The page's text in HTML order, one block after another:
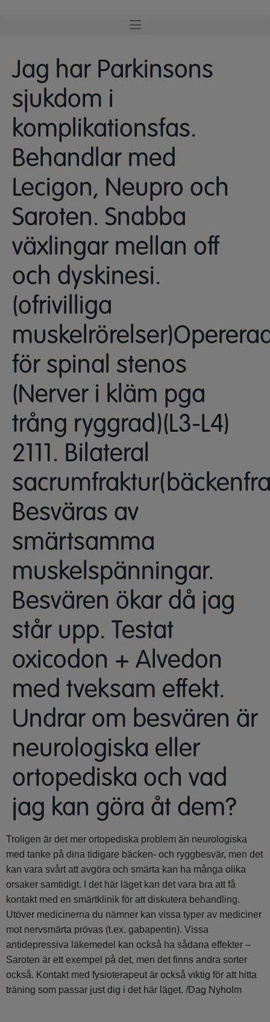
Jag har Parkinsons
sjukdom i
komplikationsfas.
Behandlar med
Lecigon, Neupro och
Saroten. Snabba
växlingar mellan off
och dyskinesi.
(ofrivilliga
för spinal stenos
(Nerver i kläm pga
trång ryggrad)(L3-L4)
2111. Bilateral
Besväras av
smärtsamma
muskelspänningar.
Besvären ökar då jag
står upp. Testat
oxicodon + Alvedon
med tveksam effekt.
Undrar om besvären är
neurologiska eller
ortopediska och vad
jag kan göra åt dem?
Troligen är det mer ortopediska problem än neurologiska
med tanke på dina tidigare bäcken- och ryggbesvär, men det
kan vara svårt att avgöra och smärta kan ha många olika
orsaker samtidigt. I det här läget kan det vara bra att få
kontakt med en smärtklinik för att diskutera behandling.
Utöver medicinerna du nämner kan vissa typer av mediciner
mot nervsmärta prövas (t.ex. gabapentin). Vissa
antidepressiva läkemedel kan också ha sådana effekter –
Saroten är ett exempel på det, men det finns andra sorter
också. Kontakt med fysioterapeut är också viktig för att hitta
träning som passar just dig i det här läget. /Dag Nyholm